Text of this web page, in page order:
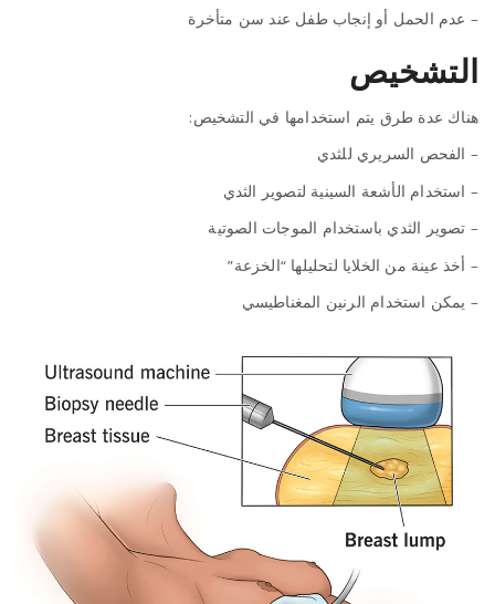
– عدم الحمل أو إنجاب طفل عند سن متأخرة
التشخيص
هناك عدة طرق يتم استخدامها في التشخيص:
– الفحص السريري للثدي
– استخدام الأشعة السينية لتصوير الثدي
– تصوير الثدي باستخدام الموجات الصوتية
– أخذ عينة من الخلايا لتحليلها “الخزعة”
– يمكن استخدام الرنين المغناطيسي